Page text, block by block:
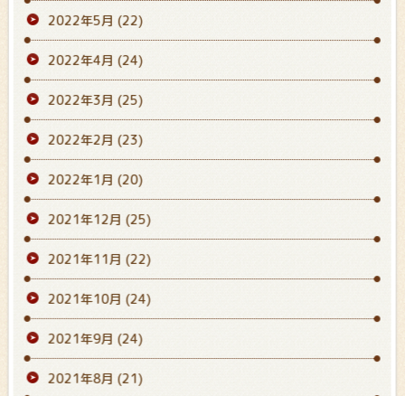
2022年5月 (22)
2022年4月 (24)
2022年3月 (25)
2022年2月 (23)
2022年1月 (20)
2021年12月 (25)
2021年11月 (22)
2021年10月 (24)
2021年9月 (24)
2021年8月 (21)